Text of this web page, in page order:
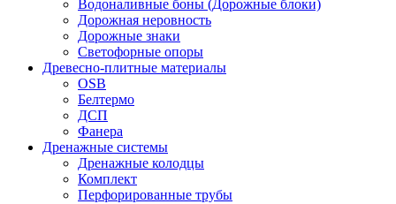
Водоналивные боны (Дорожные блоки)
Дорожная неровность
Дорожные знаки
Светофорные опоры
Древесно-плитные материалы
OSB
Белтермо
ДСП
Фанера
Дренажные системы
Дренажные колодцы
Комплект
Перфорированные трубы